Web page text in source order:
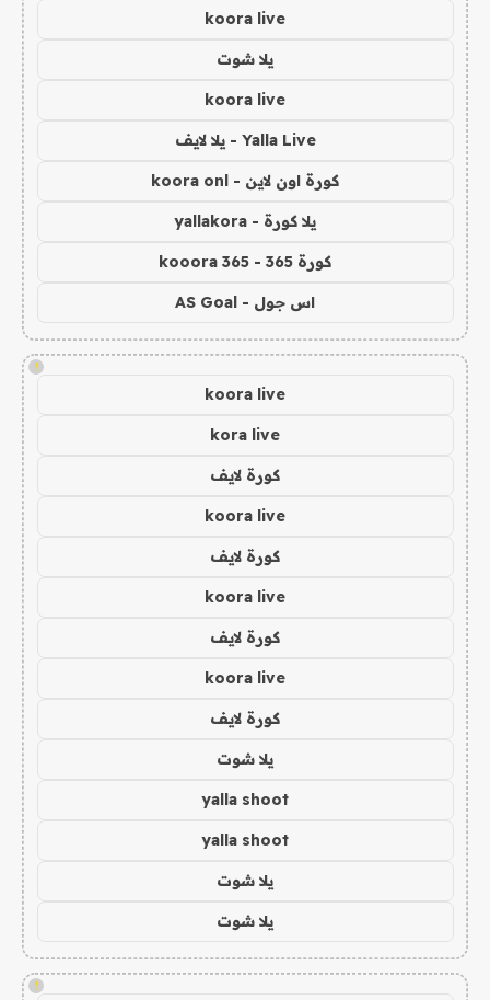
koora live
يلا شوت
koora live
Yalla Live - يلا لايف
كورة اون لاين - koora onl
يلا كورة - yallakora
كورة 365 - kooora 365
اس جول - AS Goal
!
koora live
kora live
كورة لايف
koora live
كورة لايف
koora live
كورة لايف
koora live
كورة لايف
يلا شوت
yalla shoot
yalla shoot
يلا شوت
يلا شوت
!